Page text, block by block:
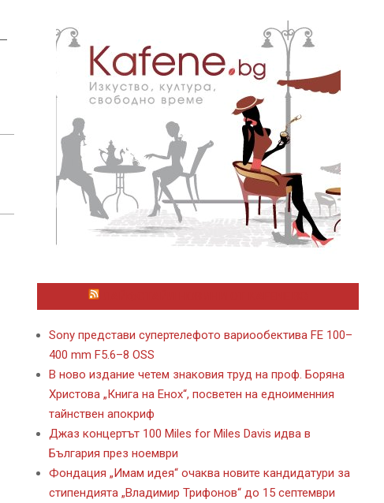
Sony представи супертелефото вариообектива FE 100–
400 mm F5.6–8 OSS
В ново издание четем знаковия труд на проф. Боряна
Христова „Книга на Енох“, посветен на едноименния
тайнствен апокриф
Джаз концертът 100 Miles for Miles Davis идва в
България през ноември
Фондация „Имам идея“ очаква новите кандидатури за
стипендията „Владимир Трифонов“ до 15 септември